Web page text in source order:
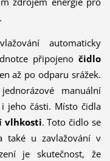
automaticky
připojenočidlo
až po odparu srážek.
manuální
jeho části. Místo čidla
vlhkosti. Toto čidlo se
také u zavlažování v
je skutečnost, že